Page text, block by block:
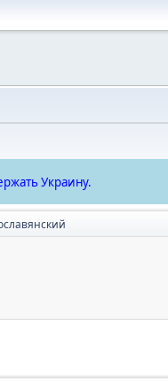
Украину.